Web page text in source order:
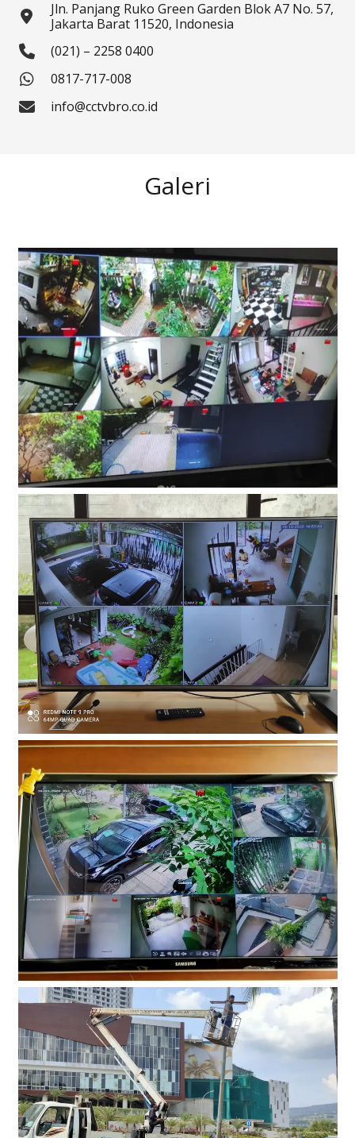
Jln. Panjang Ruko Green Garden Blok A7 No. 57,
Jakarta Barat 11520, Indonesia
(021) – 2258 0400
0817-717-008
info@cctvbro.co.id
Galeri